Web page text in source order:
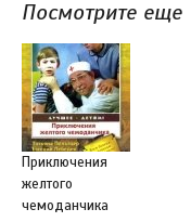
Посмотрите еще
Приключения
желтого
чемоданчика